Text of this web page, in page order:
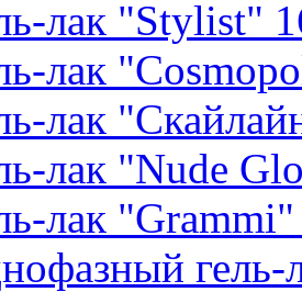
лак "Stylist"
лак
лак
лак "Nude
лак